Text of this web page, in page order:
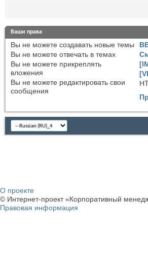
Ваши права
Вы не можете создавать новые темы
Вы не можете отвечать в темах
Вы не можете прикреплять
вложения
Вы не можете редактировать свои
сообщения
О проекте
© Интернет-проект «Корпоративный
Правовая информация